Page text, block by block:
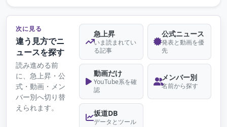
次に見る
違う見方でニ
ュースを探す
読み進める前
に、急上昇・公
式・動画・メン
バー別へ切り替
えられます。
急上昇
いま読まれてい
る記事
公式ニュース
発表と動画を優
先
動画だけ
YouTube系を確
認
メンバー別
名前から探す
坂道DB
データとツール